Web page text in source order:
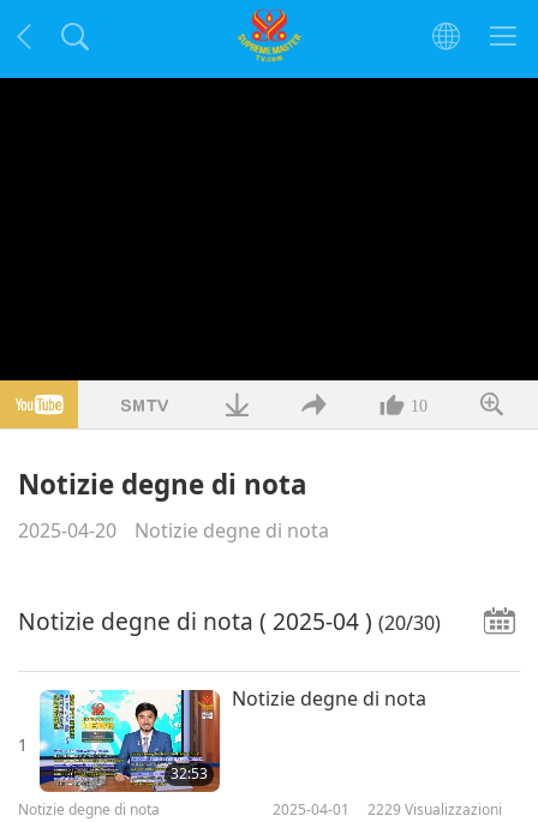
10
Notizie degne di nota
2025-04-20 Notizie degne di nota
Notizie degne di nota ( 2025-04 ) (20/30)
1
32:53
Notizie degne di nota
Notizie degne di nota 2025-04-01 2229 Visualizzazioni